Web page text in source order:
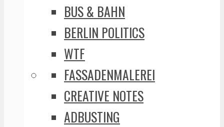
BUS & BAHN
BERLIN POLITICS
WTF
FASSADENMALEREI
CREATIVE NOTES
ADBUSTING